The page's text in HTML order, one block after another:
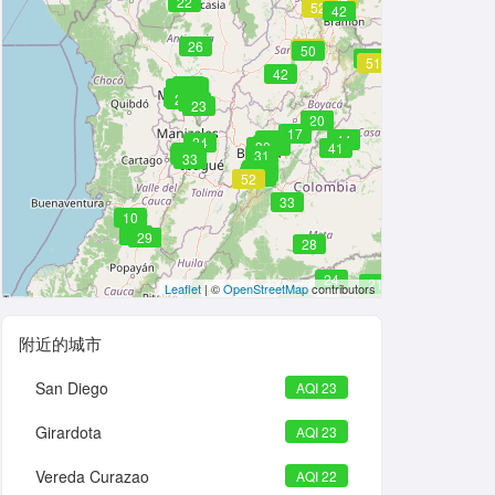
52
31
42
52
17
28
10
38
26
24 21
52
20
44
33
23
30
51
21
25
31 24 41
29
33
30
22
23
26 27
27
52
42
20
42
30
49
24
26
24
29
31
22
26
2626
27
23
30
26
31
39
25
31
25
38
26
31
25
30
24
37
52
26
26
2625
52
27
50
52
2624
2624
2526
25
242626
25
25
25
Leaflet | ©OpenStreetMapcontributors
附近的城市
San Diego AQI 23
Girardota AQI 23
Vereda Curazao AQI 22